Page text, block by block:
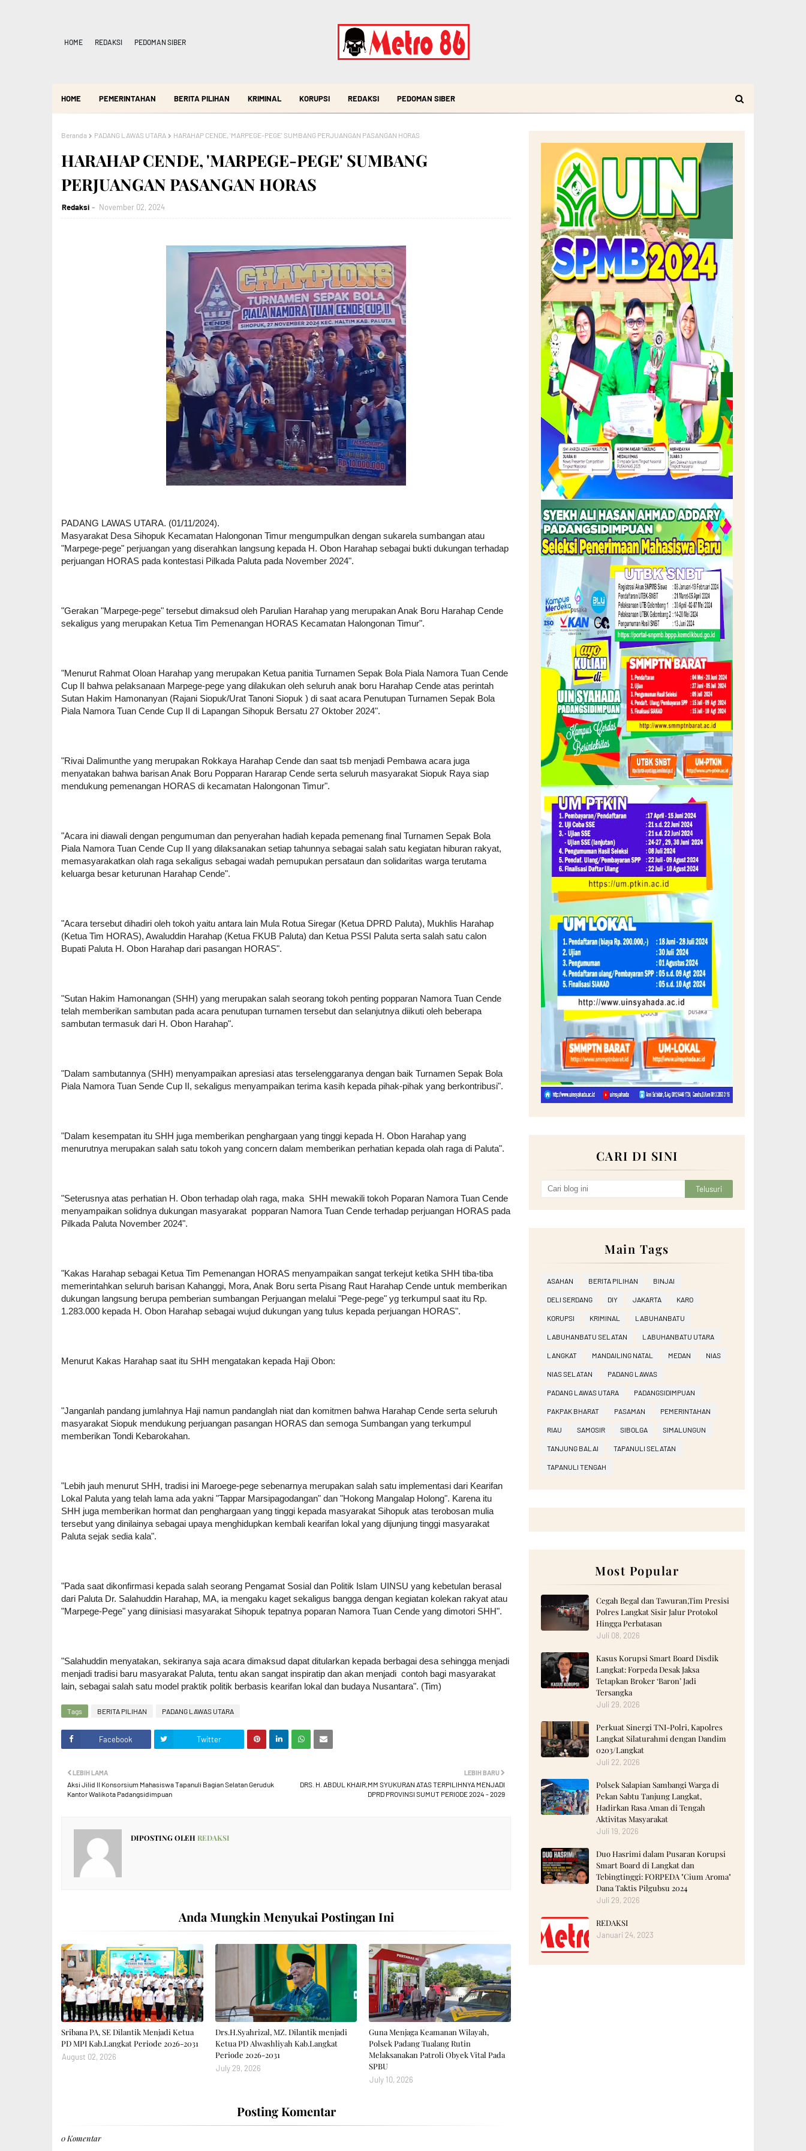
HOME REDAKSI PEDOMAN SIBER
HOME PEMERINTAHAN BERITA PILIHAN KRIMINAL KORUPSI REDAKSI PEDOMAN SIBER
Beranda PADANG LAWAS UTARA HARAHAP CENDE, 'MARPEGE-PEGE' SUMBANG PERJUANGAN PASANGAN HORAS
HARAHAP CENDE, 'MARPEGE-PEGE' SUMBANG
PERJUANGAN PASANGAN HORAS
Redaksi November 02, 2024
PADANG LAWAS UTARA. (01/11/2024).
Masyarakat Desa Sihopuk Kecamatan Halongonan Timur mengumpulkan dengan sukarela sumbangan atau
"Marpege-pege" perjuangan yang diserahkan langsung kepada H. Obon Harahap sebagai bukti dukungan terhadap
perjuangan HORAS pada kontestasi Pilkada Paluta pada November 2024".
"Gerakan "Marpege-pege" tersebut dimaksud oleh Parulian Harahap yang merupakan Anak Boru Harahap Cende
sekaligus yang merupakan Ketua Tim Pemenangan HORAS Kecamatan Halongonan Timur".
"Menurut Rahmat Oloan Harahap yang merupakan Ketua panitia Turnamen Sepak Bola Piala Namora Tuan Cende
Cup II bahwa pelaksanaan Marpege-pege yang dilakukan oleh seluruh anak boru Harahap Cende atas perintah
Sutan Hakim Hamonanyan (Rajani Siopuk/Urat Tanoni Siopuk ) di saat acara Penutupan Turnamen Sepak Bola
Piala Namora Tuan Cende Cup II di Lapangan Sihopuk Bersatu 27 Oktober 2024".
"Rivai Dalimunthe yang merupakan Rokkaya Harahap Cende dan saat tsb menjadi Pembawa acara juga
menyatakan bahwa barisan Anak Boru Popparan Hararap Cende serta seluruh masyarakat Siopuk Raya siap
mendukung pemenangan HORAS di kecamatan Halongonan Timur".
"Acara ini diawali dengan pengumuman dan penyerahan hadiah kepada pemenang final Turnamen Sepak Bola
Piala Namora Tuan Cende Cup II yang dilaksanakan setiap tahunnya sebagai salah satu kegiatan hiburan rakyat,
memasyarakatkan olah raga sekaligus sebagai wadah pemupukan persataun dan solidaritas warga terutama
keluarga besar keturunan Harahap Cende".
"Acara tersebut dihadiri oleh tokoh yaitu antara lain Mula Rotua Siregar (Ketua DPRD Paluta), Mukhlis Harahap
(Ketua Tim HORAS), Awaluddin Harahap (Ketua FKUB Paluta) dan Ketua PSSI Paluta serta salah satu calon
Bupati Paluta H. Obon Harahap dari pasangan HORAS".
"Sutan Hakim Hamonangan (SHH) yang merupakan salah seorang tokoh penting popparan Namora Tuan Cende
telah memberikan sambutan pada acara penutupan turnamen tersebut dan selanjutnya diikuti oleh beberapa
sambutan termasuk dari H. Obon Harahap".
"Dalam sambutannya (SHH) menyampaikan apresiasi atas terselenggaranya dengan baik Turnamen Sepak Bola
Piala Namora Tuan Sende Cup II, sekaligus menyampaikan terima kasih kepada pihak-pihak yang berkontribusi".
"Dalam kesempatan itu SHH juga memberikan penghargaan yang tinggi kepada H. Obon Harahap yang
menurutnya merupakan salah satu tokoh yang concern dalam memberikan perhatian kepada olah raga di Paluta".
"Seterusnya atas perhatian H. Obon terhadap olah raga, maka SHH mewakili tokoh Poparan Namora Tuan Cende
menyampaikan solidnya dukungan masyarakat popparan Namora Tuan Cende terhadap perjuangan HORAS pada
Pilkada Paluta November 2024".
"Kakas Harahap sebagai Ketua Tim Pemenangan HORAS menyampaikan sangat terkejut ketika SHH tiba-tiba
memerintahkan seluruh barisan Kahanggi, Mora, Anak Boru serta Pisang Raut Harahap Cende untuk memberikan
dukungan langsung berupa pemberian sumbangan Perjuangan melalui "Pege-pege" yg terkumpul saat itu Rp.
1.283.000 kepada H. Obon Harahap sebagai wujud dukungan yang tulus kepada perjuangan HORAS".
Menurut Kakas Harahap saat itu SHH mengatakan kepada Haji Obon:
"Janganlah pandang jumlahnya Haji namun pandanglah niat dan komitmen bahwa Harahap Cende serta seluruh
masyarakat Siopuk mendukung perjuangan pasangan HORAS dan semoga Sumbangan yang terkumpul
memberikan Tondi Kebarokahan.
"Lebih jauh menurut SHH, tradisi ini Maroege-pege sebenarnya merupakan salah satu implementasi dari Kearifan
Lokal Paluta yang telah lama ada yakni "Tappar Marsipagodangan" dan "Hokong Mangalap Holong". Karena itu
SHH juga memberikan hormat dan penghargaan yang tinggi kepada masyarakat Sihopuk atas terobosan mulia
tersebut yang dinilainya sebagai upaya menghidupkan kembali kearifan lokal yang dijunjung tinggi masyarakat
Paluta sejak sedia kala".
"Pada saat dikonfirmasi kepada salah seorang Pengamat Sosial dan Politik Islam UINSU yang kebetulan berasal
dari Paluta Dr. Salahuddin Harahap, MA, ia mengaku kaget sekaligus bangga dengan kegiatan kolekan rakyat atau
"Marpege-Pege" yang diinisiasi masyarakat Sihopuk tepatnya poparan Namora Tuan Cende yang dimotori SHH".
"Salahuddin menyatakan, sekiranya saja acara dimaksud dapat ditularkan kepada berbagai desa sehingga menjadi
menjadi tradisi baru masyarakat Paluta, tentu akan sangat inspiratip dan akan menjadi contoh bagi masyarakat
lain, sebagai salah satu model praktik politik berbasis kearifan lokal dan budaya Nusantara". (Tim)
Tags BERITA PILIHAN PADANG LAWAS UTARA
Facebook Twitter
LEBIH BARU
DRS. H. ABDUL KHAIR,MM SYUKURAN ATAS TERPILIHNYA MENJADI
DPRD PROVINSI SUMUT PERIODE 2024 - 2029
LEBIH LAMA
Aksi Jilid II Konsorsium Mahasiswa Tapanuli Bagian Selatan Geruduk
Kantor Walikota Padangsidimpuan
DIPOSTING OLEH REDAKSI
Anda Mungkin Menyukai Postingan Ini
Sribana PA, SE Dilantik Menjadi Ketua
PD MPI Kab.Langkat Periode 2026-2031
August 02, 2026
Drs.H.Syahrizal, MZ. Dilantik menjadi
Ketua PD Alwashliyah Kab.Langkat
Periode 2026-2031
July 29, 2026
Guna Menjaga Keamanan Wilayah,
Polsek Padang Tualang Rutin
Melaksanakan Patroli Obyek Vital Pada
SPBU
July 10, 2026
Posting Komentar
0 Komentar
CARI DI SINI
Main Tags
ASAHAN BERITA PILIHAN BINJAI
DELI SERDANG DIY JAKARTA KARO
KORUPSI KRIMINAL LABUHANBATU
LABUHANBATU SELATAN LABUHANBATU UTARA
LANGKAT MANDAILING NATAL MEDAN NIAS
NIAS SELATAN PADANG LAWAS
PADANG LAWAS UTARA PADANGSIDIMPUAN
PAKPAK BHARAT PASAMAN PEMERINTAHAN
RIAU SAMOSIR SIBOLGA SIMALUNGUN
TANJUNG BALAI TAPANULI SELATAN
TAPANULI TENGAH
Most Popular
Cegah Begal dan Tawuran,Tim Presisi
Polres Langkat Sisir Jalur Protokol
Hingga Perbatasan
Juli 08, 2026
Kasus Korupsi Smart Board Disdik
Langkat: Forpeda Desak Jaksa
Tetapkan Broker ‘Baron’ Jadi
Tersangka
Juli 29, 2026
Perkuat Sinergi TNI-Polri, Kapolres
Langkat Silaturahmi dengan Dandim
0203/Langkat
Juli 22, 2026
Polsek Salapian Sambangi Warga di
Pekan Sabtu Tanjung Langkat,
Hadirkan Rasa Aman di Tengah
Aktivitas Masyarakat
Juli 19, 2026
‎Duo Hasrimi dalam Pusaran Korupsi
Smart Board di Langkat dan
Tebingtinggi: FORPEDA "Cium Aroma"
Dana Taktis Pilgubsu 2024 ‎
Juli 29, 2026
REDAKSI
Januari 24, 2023